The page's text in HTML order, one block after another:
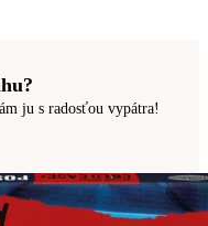
ju s radosťou vypátra!